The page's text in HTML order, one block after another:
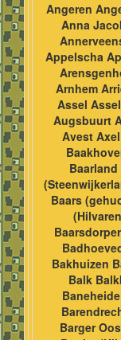
Angeren
Anna
Appelscha
Arnhem
Assel
Augsbuurt
Avest
Baars
Bakhuizen
Balk
Barger